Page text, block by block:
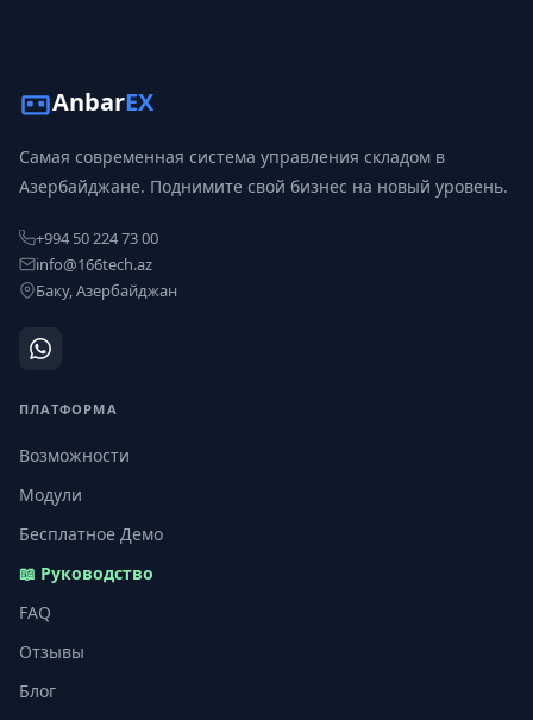
AnbarEX
Самая современная система управления складом в
Азербайджане. Поднимите свой бизнес на новый уровень.
+994 50 224 73 00
info@166tech.az
Баку, Азербайджан
ПЛАТФОРМА
Возможности
Модули
Бесплатное Демо
📖 Руководство
FAQ
Отзывы
Блог